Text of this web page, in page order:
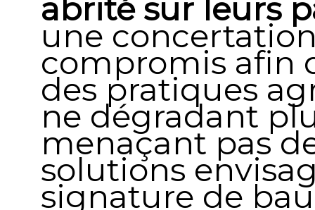
abrité sur leurs
une
compromis afin
des pratiques
ne dégradant
menaçant pas
solutions
signature de